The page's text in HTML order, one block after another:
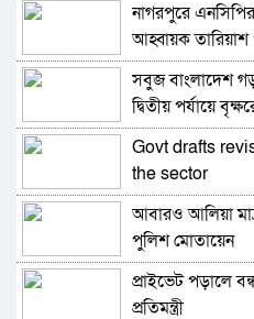
বিমানবন্দরে
নির্দেশ
বিটিভির
র‍্যাব বিলুপ্ত করে
ভারত সফরের
প্রতিমন্ত্রী
সচিব পদে
নাগরপুরে
আহ্বায়ক
আশরাফ
সবুজ বাংলাদেশ
দ্বিতীয় পর্যায়ে
Govt drafts
the sector
আবারও আলিয়া
পুলিশ মোতায়েন
প্রাইভেট পড়ালে
প্রতিমন্ত্রী